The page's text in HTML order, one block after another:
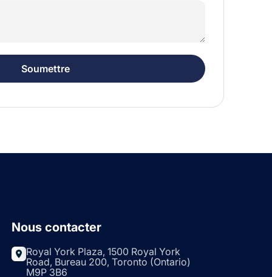
Nous contacter
Royal York Plaza, 1500 Royal York
Road, Bureau 200, Toronto (Ontario)
M9P 3B6